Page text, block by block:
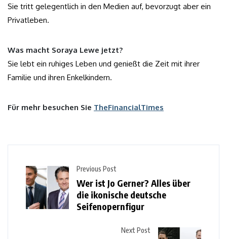
Sie tritt gelegentlich in den Medien auf, bevorzugt aber ein
Privatleben.
Was macht Soraya Lewe jetzt?
Sie lebt ein ruhiges Leben und genießt die Zeit mit ihrer
Familie und ihren Enkelkindern.
Für mehr besuchen Sie TheFinancialTimes
Previous Post
Wer ist Jo Gerner? Alles über
die ikonische deutsche
Seifenopernfigur
Next Post